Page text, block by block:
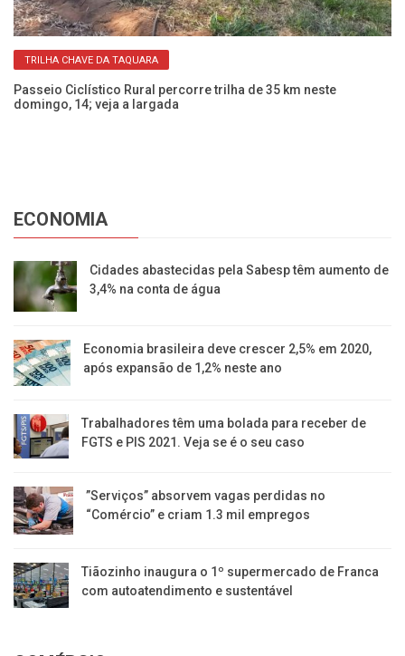
TRILHA CHAVE DA TAQUARA
Passeio Ciclístico Rural percorre trilha de 35 km neste
domingo, 14; veja a largada
ECONOMIA
Cidades abastecidas pela Sabesp têm aumento de
3,4% na conta de água
Economia brasileira deve crescer 2,5% em 2020,
após expansão de 1,2% neste ano
Trabalhadores têm uma bolada para receber de
FGTS e PIS 2021. Veja se é o seu caso
​”Serviços” absorvem vagas perdidas no
“Comércio” e criam 1.3 mil empregos
Tiãozinho inaugura o 1º supermercado de Franca
com autoatendimento e sustentável